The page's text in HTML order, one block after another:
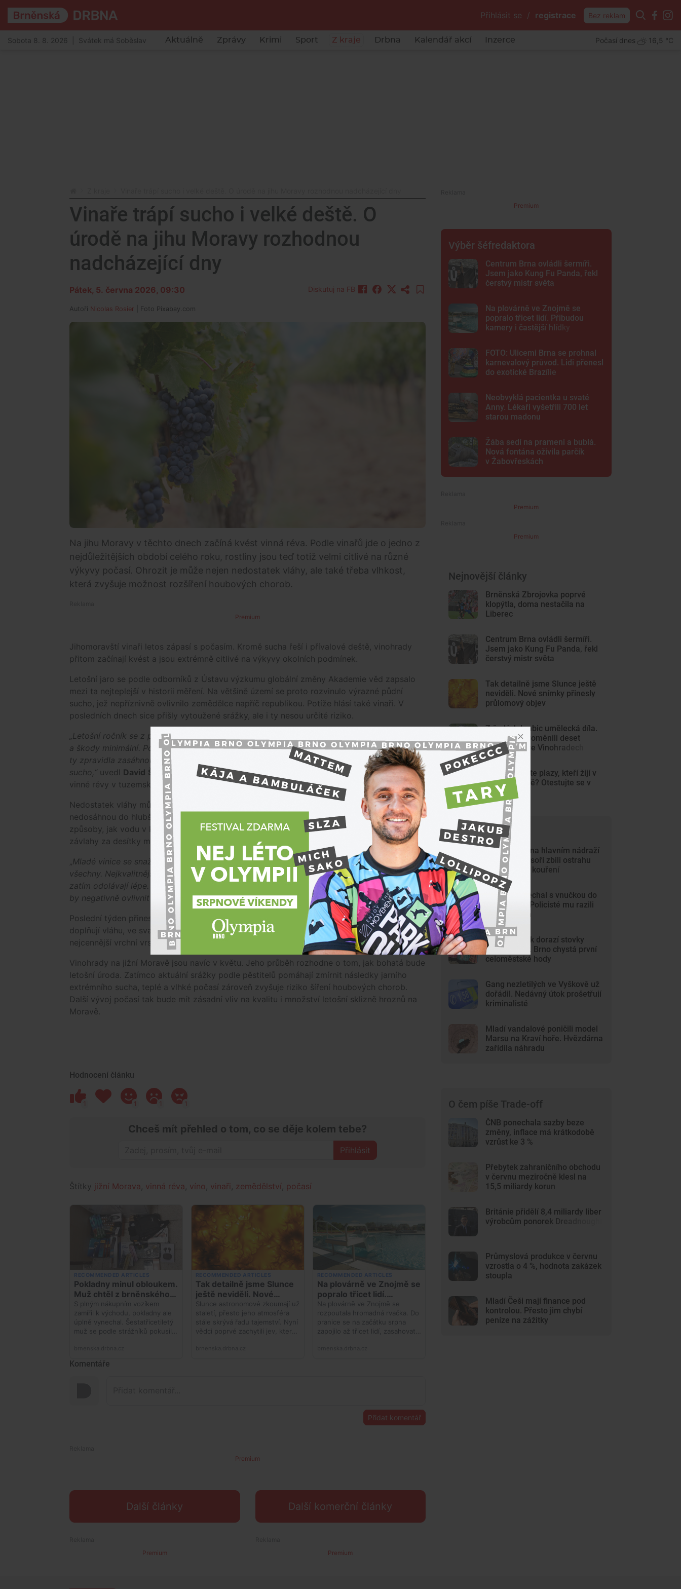
Přihlásit se / registrace Bez reklam
Sobota 8. 8. 2026 | Svátek má Soběslav Aktuálně Zprávy Krimi Sport Z kraje Drbna Kalendář akcí Inzerce Počasí dnes 16,5 °C
Vinaře trápí sucho i velké deště. O
úrodě na jihu Moravy rozhodnou
nadcházející dny
Pátek, 5. června 2026, 09:30 Diskutuj na FB
Autoři Nicolas Rosier | Foto Pixabay.com
Na jihu Moravy v těchto dnech začíná kvést vinná réva. Podle vinařů jde o jedno z
nejdůležitějších období celého roku, rostliny jsou teď totiž velmi citlivé na různé
výkyvy počasí. Ohrozit je může nejen nedostatek vláhy, ale také třeba vlhkost,
která zvyšuje možnost rozšíření houbových chorob.
Premium
Jihomoravští vinaři letos zápasí s počasím. Kromě sucha řeší i přívalové deště, vinohrady
přitom začínají kvést a jsou extrémně citlivé na výkyvy okolních podmínek.
Letošní jaro se podle odborníků z Ústavu výzkumu globální změny Akademie věd zapsalo
mezi ta nejteplejší v historii měření. Na většině území se proto rozvinulo výrazné půdní
sucho, jež nepříznivně ovlivnilo zemědělce napříč republikou. Potíže hlásí také vinaři. V
posledních dnech sice přišly vytoužené srážky, ale i ty nesou určité riziko.
„Letošní ročník se z pohledu jarních mrazů nevyvíjel vůbec špatně. Mrazy byly spíše lokální
a škody minimální. Potýkali jsme se s kroupami ve vinicích u Dolních Dunajovic a Valtic, ale
ty zpravidla zasáhnou jen část ploch. Mnohem větším problémem je letos dlouhodobé
sucho,“ uvedl David Šťastný
z vinařství Chateau Valtice, které patří mezi největší pěstitele
vinné révy v tuzemsku.
Nedostatek vláhy může potrápit zejména mladé rostliny, jejich kořeny totiž často ještě
nedosáhnou do hlubších vrstev zeminy, kde se drží více vody. Vinaři proto vymýšlejí
způsoby, jak vodu v krajině udržet. Právě ve Valticích v posledních letech vybudovali
závlahy za desítky milionů.
Mladé vinice se snažíme zachraňovat ruční zálivkou, ale už teď víme, že není možné zalít
všechny. Nejkvalitnější viniční tratě kolem Pálavy a na Valticku díky kamenitému podloží
zatím odolávají lépe. Pokud by však suché období pokračovalo i v dalších týdnech, mohlo
by negativně ovlivnit letošní sklizeň hroznů,“dodal Šťastný.
Poslední týden přinesl výraznější srážky, v místech šlo dokonce o přívalové deště. Ty sice
doplňují vláhu, ve svažitých oblastech ovšem mohou zapříčinit erozi a napomoct vymývání
nejcennější vrchní vrstvy půdy. Právě ta je přitom pro pěstování révy klíčová.
Vinohrady na jižní Moravě jsou navíc v květu. Jeho průběh rozhodne o tom, jak bohatá bude
letošní úroda. Zatímco aktuální srážky podle pěstitelů pomáhají zmírnit následky jarního
extrémního sucha, teplé a vlhké počasí zároveň zvyšuje riziko šíření houbových chorob.
Další vývoj počasí tak bude mít zásadní vliv na kvalitu i množství letošní sklizně hroznů na
Moravě.
Hodnocení článku
1 1 1 1
Chceš mít přehled o tom, co se děje kolem tebe?
Přihlásit
Štítky jižní Morava vinná réva víno vinaři zemědělství počasí
Komentáře
Přidat komentář
Premium
Další články Další komerční články
Premium
Výběr šéfredaktora
Centrum Brna ovládli šermíři.
Jsem jako Kung Fu Panda, řekl
čerstvý mistr světa
Na plovárně ve Znojmě se
popralo třicet lidí. Přibudou
kamery i častější hlídky
FOTO: Ulicemi Brna se prohnal
karnevalový průvod. Lidi přenesl
do exotické Brazílie
Neobvyklá pacientka u svaté
Anny. Lékaři vyšetřili 700 let
starou madonu
Žába sedí na prameni a bublá.
Nová fontána oživila parčík
v Žabovřeskách
Premium
Premium
Nejnovější články
Brněnská Zbrojovka poprvé
klopýtla, doma nestačila na
Liberec
Centrum Brna ovládli šermíři.
Jsem jako Kung Fu Panda, řekl
čerstvý mistr světa
Tak detailně jsme Slunce ještě
neviděli. Nové snímky přinesly
průlomový objev
Z šedých krabic umělecká díla.
Výtvarníci proměnili deset
trafostanic ve Vinohradech
KVÍZ: Poznáte plazy, kteří žijí v
české přírodě? Otestujte se v
kvízu
Nejčtenější články
Krvavý útok na hlavním nádraží
v Brně. Agresoři zbili ostrahu
kvůli zákazu kouření
Dědeček spěchal s vnučkou do
nemocnice. Policisté mu razili
cestu Brnem
Na Svoboďák dorazí stovky
krojovaných. Brno chystá první
celoměstské hody
Gang nezletilých ve Vyškově už
dořádil. Nedávný útok prošetřují
kriminalisté
Mladí vandalové poničili model
Marsu na Kraví hoře. Hvězdárna
zařídila náhradu
O čem píše Trade-off
ČNB ponechala sazby beze
změny, inflace má krátkodobě
vzrůst ke 3 %
Přebytek zahraničního obchodu
v červnu meziročně klesl na
15,5 miliardy korun
Británie přidělí 8,4 miliardy liber
výrobcům ponorek Dreadnought
Průmyslová produkce v červnu
vzrostla o 4 %, hodnota zakázek
stoupla
Mladí Češi mají finance pod
kontrolou. Přesto jim chybí
peníze na zážitky
Premium Premium